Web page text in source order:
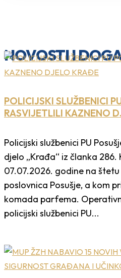
NOVOSTI I
POLICIJSKI SLUŽBENICI
RASVIJETLILI KAZNENO
Policijski službenici PU
djelo „Krađa“ iz članka 286.
07.07.2026. godine na štetu
poslovnica Posušje, a kom
komada parfema.
policijski službenici PU...